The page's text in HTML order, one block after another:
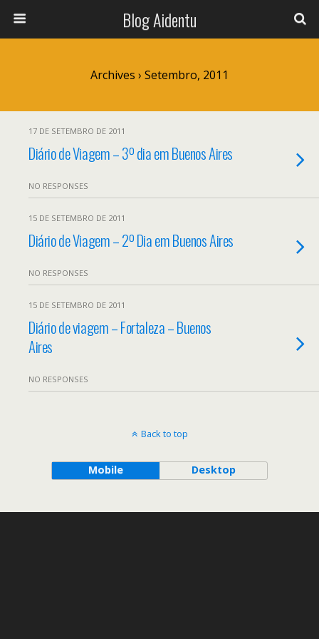
Blog Aidentu
Archives › Setembro, 2011
17 DE SETEMBRO DE 2011
Diário de Viagem – 3º dia em Buenos Aires
NO RESPONSES
15 DE SETEMBRO DE 2011
Diário de Viagem – 2º Dia em Buenos Aires
NO RESPONSES
15 DE SETEMBRO DE 2011
Diário de viagem – Fortaleza – Buenos
Aires
NO RESPONSES
Back to top
Mobile Desktop